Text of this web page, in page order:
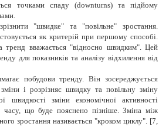
точками спаду (downturns) та підйому
"швидке" та "повільне" зростання.
як критерій при першому способі.
вважається "відносно швидким". Цей
для показників та аналізу відхилення від
побудови тренду. Він зосереджується
і розрізняє швидку та повільну зміну
швидкості зміни економічної активності
часу, що буде пояснено пізніше. Зміна між
зростання називається "кроком циклу". [7,